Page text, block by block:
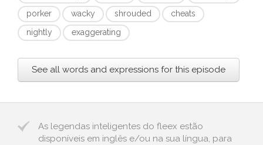
porker
wacky shrouded
cheats
nightly
exaggerating
See all words and expressions for this episode
As legendas inteligentes do fleex estão
disponíveis em inglês e/ou na sua língua, para